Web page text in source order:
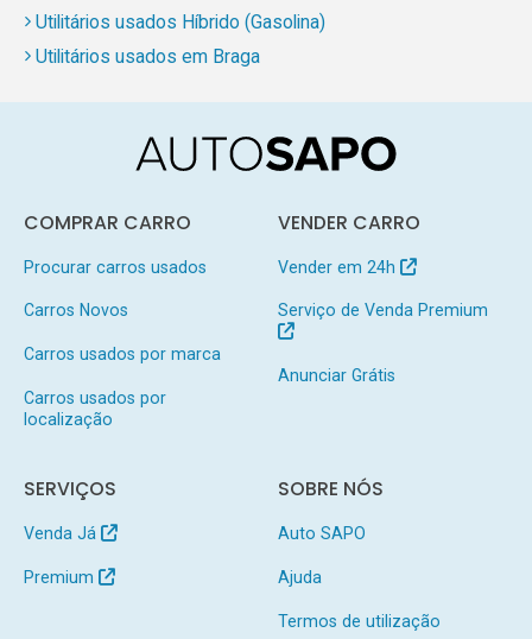
Utilitários usados Híbrido (Gasolina)
Utilitários usados em Braga
COMPRAR CARRO
Procurar carros usados
Carros Novos
Carros usados por marca
Carros usados por
localização
VENDER CARRO
Vender em 24h
Serviço de Venda Premium
Anunciar Grátis
SERVIÇOS
Venda Já
Premium
SOBRE NÓS
Auto SAPO
Ajuda
Termos de utilização